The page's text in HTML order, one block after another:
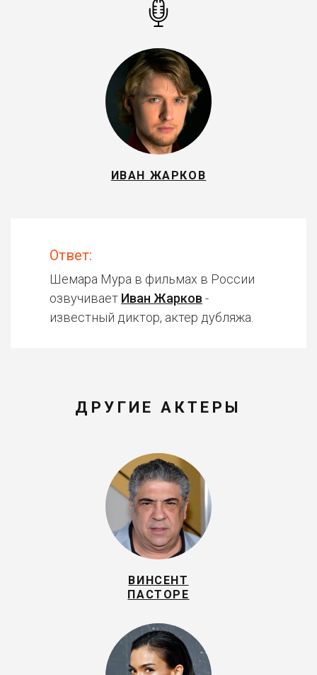
ИВАН ЖАРКОВ
Ответ:
Шемара Мура в фильмах в России
озвучивает Иван Жарков -
известный диктор, актер дубляжа.
ДРУГИЕ АКТЕРЫ
ВИНСЕНТ
ПАСТОРЕ